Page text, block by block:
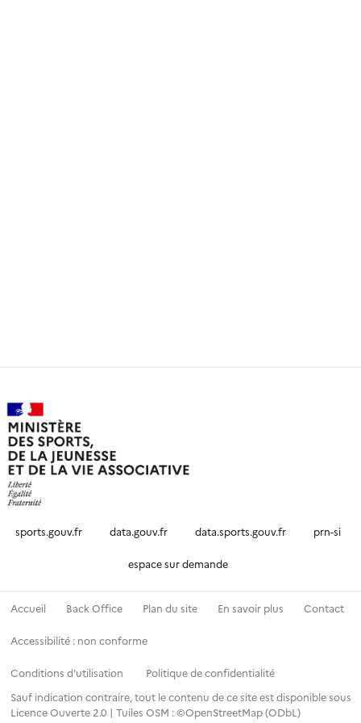
sports.gouv.fr data.gouv.fr data.sports.gouv.fr prn-si
espace sur demande
Accueil Back Office Plan du site En savoir plus Contact
Accessibilité : non conforme
Conditions d'utilisation
Politique de confidentialité
Sauf indication contraire, tout le contenu de ce site est disponible sous
Licence Ouverte 2.0 | Tuiles OSM : ©OpenStreetMap (ODbL)